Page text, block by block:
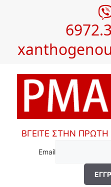
ΒΓΕΙΤΕ ΣΤΗΝ ΠΡΩΤΗ
Email